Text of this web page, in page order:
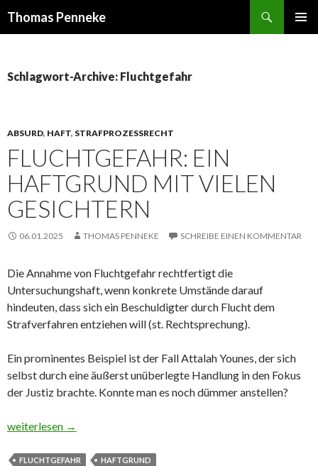
Thomas Penneke
Schlagwort-Archive: Fluchtgefahr
ABSURD, HAFT, STRAFPROZESSRECHT
FLUCHTGEFAHR: EIN
HAFTGRUND MIT VIELEN
GESICHTERN
06.01.2025 THOMAS PENNEKE SCHREIBE EINEN KOMMENTAR
Die Annahme von Fluchtgefahr rechtfertigt die
Untersuchungshaft, wenn konkrete Umstände darauf
hindeuten, dass sich ein Beschuldigter durch Flucht dem
Strafverfahren entziehen will (st. Rechtsprechung).
Ein prominentes Beispiel ist der Fall Attalah Younes, der sich
selbst durch eine äußerst unüberlegte Handlung in den Fokus
der Justiz brachte. Konnte man es noch dümmer anstellen?
Fluchtgefahr: Ein Haftgrund mit vielen Gesichtern
weiterlesen →
FLUCHTGEFAHR HAFTGRUND